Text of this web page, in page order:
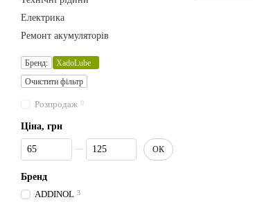
Електрика
Ремонт акумуляторів
Бренд:
XadoLube
Очистити фільтр
Розпродаж 0
Ціна, грн
Від Ціна, грн
До Ціна, грн
ОК
Бренд
ADDINOL 3